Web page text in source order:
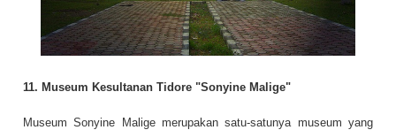
11. Museum Kesultanan Tidore "Sonyine Malige"
Museum Sonyine Malige merupakan satu-satunya museum yang